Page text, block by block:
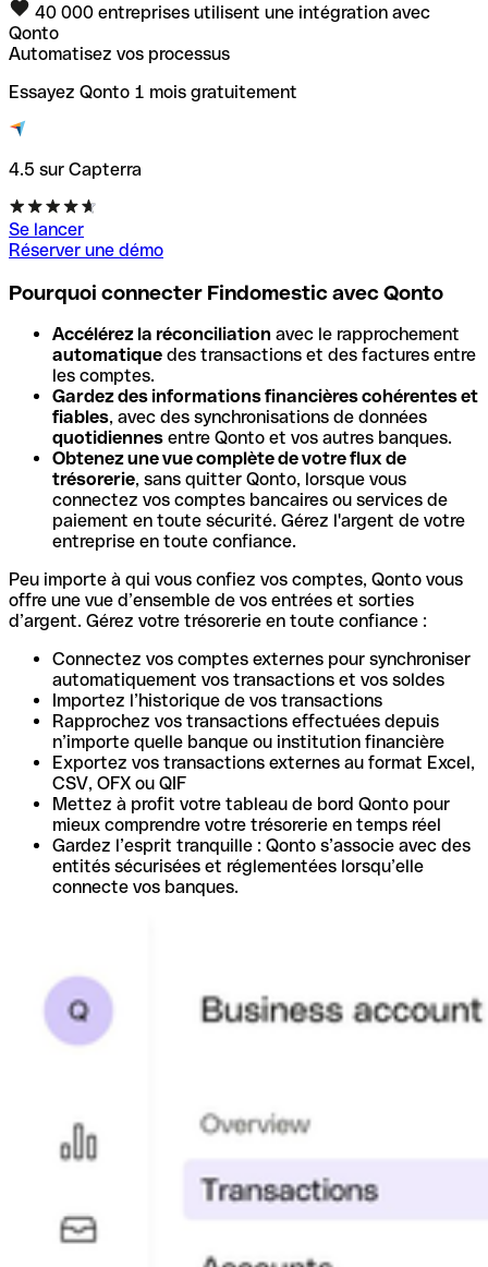
40 000 entreprises utilisent une intégration avec
Qonto
Automatisez vos processus
Essayez Qonto 1 mois gratuitement
4.5 sur Capterra
Se lancer
Réserver une démo
Pourquoi connecter Findomestic avec Qonto
Accélérez la réconciliation avec le rapprochement
automatique des transactions et des factures entre
les comptes.
Gardez des informations financières cohérentes et
fiables, avec des synchronisations de données
quotidiennes entre Qonto et vos autres banques.
Obtenez une vue complète de votre flux de
trésorerie, sans quitter Qonto, lorsque vous
connectez vos comptes bancaires ou services de
paiement en toute sécurité. Gérez l'argent de votre
entreprise en toute confiance.
Peu importe à qui vous confiez vos comptes, Qonto vous
offre une vue d’ensemble de vos entrées et sorties
d’argent. Gérez votre trésorerie en toute confiance :
Connectez vos comptes externes pour synchroniser
automatiquement vos transactions et vos soldes
Importez l’historique de vos transactions
Rapprochez vos transactions effectuées depuis
n’importe quelle banque ou institution financière
Exportez vos transactions externes au format Excel,
CSV, OFX ou QIF
Mettez à profit votre tableau de bord Qonto pour
mieux comprendre votre trésorerie en temps réel
Gardez l’esprit tranquille : Qonto s’associe avec des
entités sécurisées et réglementées lorsqu’elle
connecte vos banques.